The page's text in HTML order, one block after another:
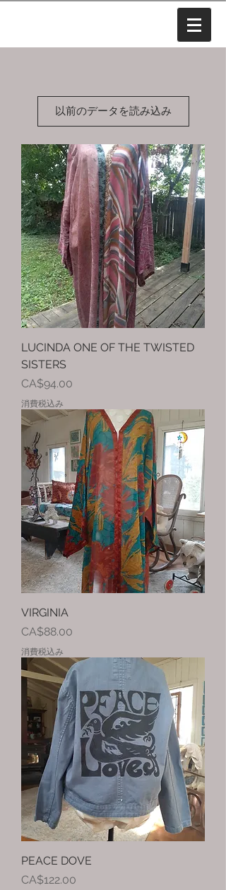
以前のデータを読み込み
LUCINDA ONE OF THE TWISTED
SISTERS
価格
CA$94.00
消費税込み
VIRGINIA
価格
CA$88.00
消費税込み
PEACE DOVE
価格
CA$122.00